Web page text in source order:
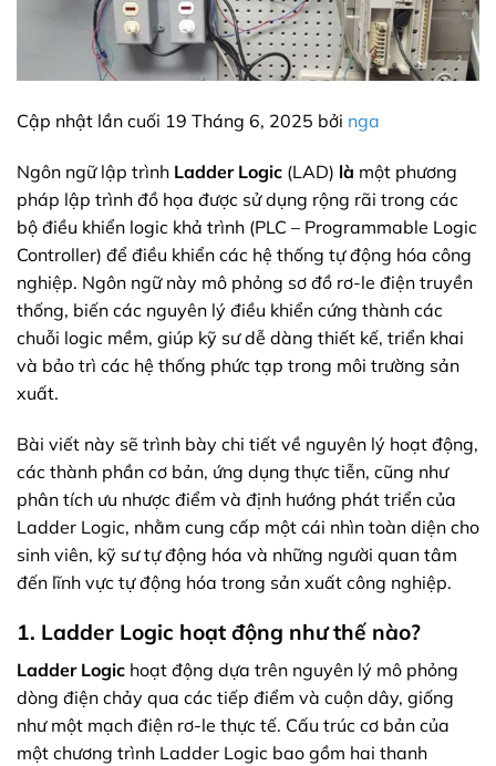
Cập nhật lần cuối 19 Tháng 6, 2025 bởi nga
Ngôn ngữ lập trình Ladder Logic (LAD) là một phương
pháp lập trình đồ họa được sử dụng rộng rãi trong các
bộ điều khiển logic khả trình (PLC – Programmable Logic
Controller) để điều khiển các hệ thống tự động hóa công
nghiệp. Ngôn ngữ này mô phỏng sơ đồ rơ-le điện truyền
thống, biến các nguyên lý điều khiển cứng thành các
chuỗi logic mềm, giúp kỹ sư dễ dàng thiết kế, triển khai
và bảo trì các hệ thống phức tạp trong môi trường sản
xuất.
Bài viết này sẽ trình bày chi tiết về nguyên lý hoạt động,
các thành phần cơ bản, ứng dụng thực tiễn, cũng như
phân tích ưu nhược điểm và định hướng phát triển của
Ladder Logic, nhằm cung cấp một cái nhìn toàn diện cho
sinh viên, kỹ sư tự động hóa và những người quan tâm
đến lĩnh vực tự động hóa trong sản xuất công nghiệp.
1. Ladder Logic hoạt động như thế nào?
Ladder Logic hoạt động dựa trên nguyên lý mô phỏng
dòng điện chảy qua các tiếp điểm và cuộn dây, giống
như một mạch điện rơ-le thực tế. Cấu trúc cơ bản của
một chương trình Ladder Logic bao gồm hai thanh